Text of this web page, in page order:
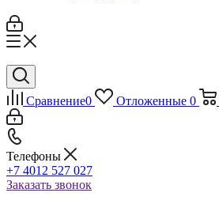
Сравнение0 Отложенные 0
Телефоны
+7 4012 527 027
Заказать звонок